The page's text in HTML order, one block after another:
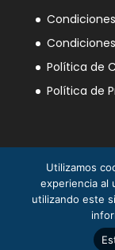
Política de
Política de
La Mili en
©
Utilizamos
experiencia al
utilizando este